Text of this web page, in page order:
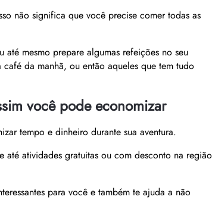
não significa que você precise comer todas as
mesmo prepare algumas refeições no seu
da manhã, ou então aqueles que tem tudo
você pode economizar
tempo e dinheiro durante sua aventura.
até atividades gratuitas ou com desconto na região
para você e também te ajuda a não